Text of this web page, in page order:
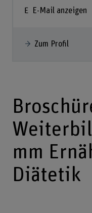
E-Mail anzeigen
Zum Profil
mm
Diätetik